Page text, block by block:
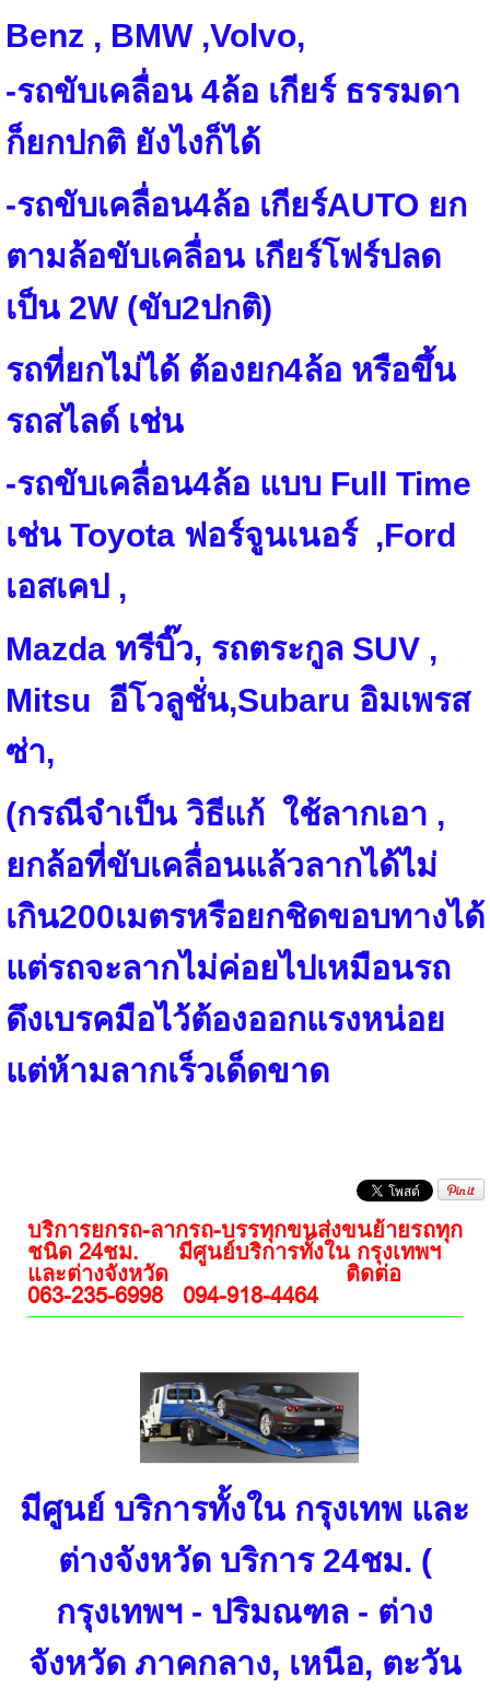
Benz , BMW ,Volvo,
-รถขับเคลื่อน 4ล้อ เกียร์ ธรรมดา
ก็ยกปกติ ยังไงก็ได้
-รถขับเคลื่อน4ล้อ เกียร์AUTO ยก
ตามล้อขับเคลื่อน เกียร์โฟร์ปลด
เป็น 2W (ขับ2ปกติ)
รถที่ยกไม่ได้ ต้องยก4ล้อ หรือขึ้น
รถสไลด์ เช่น
-รถขับเคลื่อน4ล้อ แบบ Full Time
เช่น Toyota ฟอร์จูนเนอร์ ,Ford
เอสเคป ,
Mazda ทรีบิ๊ว, รถตระกูล SUV ,
Mitsu อีโวลูชั่น,Subaru อิมเพรส
ซ่า,
(กรณีจำเป็น วิธีแก้ ใช้ลากเอา ,
ยกล้อที่ขับเคลื่อนแล้วลากได้ไม่
เกิน200เมตรหรือยกชิดขอบทางได้
แต่รถจะลากไม่ค่อยไปเหมือนรถ
ดึงเบรคมือไว้ต้องออกแรงหน่อย
แต่ห้ามลากเร็วเด็ดขาด
บริการยกรถ-ลากรถ-บรรทุกขนส่งขนย้ายรถทุก
ชนิด 24ชม. มีศูนย์บริการทั้งใน กรุงเทพฯ
และต่างจังหวัด ติดต่อ
063-235-6998 094-918-4464
มีศูนย์ บริการทั้งใน กรุงเทพ และ
ต่างจังหวัด บริการ 24ชม. (
กรุงเทพฯ - ปริมณฑล - ต่าง
จังหวัด ภาคกลาง, เหนือ, ตะวัน